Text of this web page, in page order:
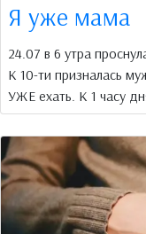
Я уже мама
24.07 в 6 утра
К 10-ти призналась
УЖЕ ехать. К 1 часу